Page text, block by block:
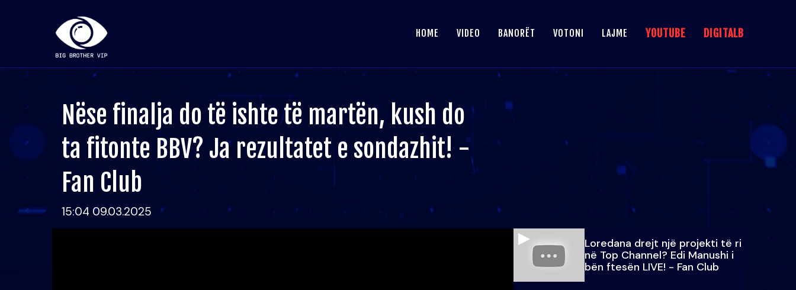
HOME VIDEO BANORËT VOTONI LAJME YOUTUBE DIGITALB
Nëse finalja do të ishte të martën, kush do
ta fitonte BBV? Ja rezultatet e sondazhit! -
Fan Club
15:04 09.03.2025
Loredana drejt një projekti të ri
në Top Channel? Edi Manushi i
bën ftesën LIVE! - Fan Club